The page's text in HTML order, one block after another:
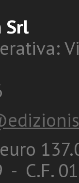
Srl
- C.F.